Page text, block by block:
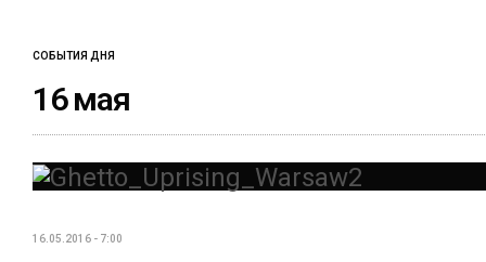
СОБЫТИЯ ДНЯ
16 мая
16.05.2016 - 7:00